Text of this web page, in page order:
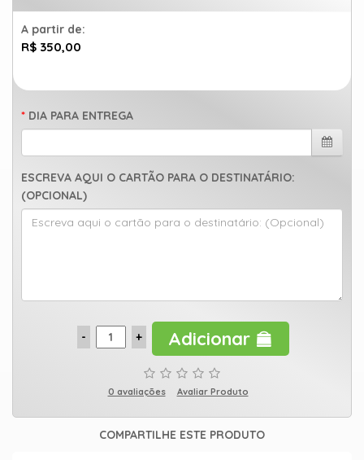
A partir de:
R$ 350,00
DIA PARA ENTREGA
ESCREVA AQUI O CARTÃO PARA O DESTINATÁRIO:
(OPCIONAL)
Adicionar
0 avaliações Avaliar Produto
COMPARTILHE ESTE PRODUTO